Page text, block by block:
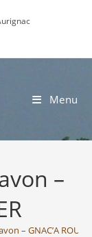
Menu
–
– GNAC’A